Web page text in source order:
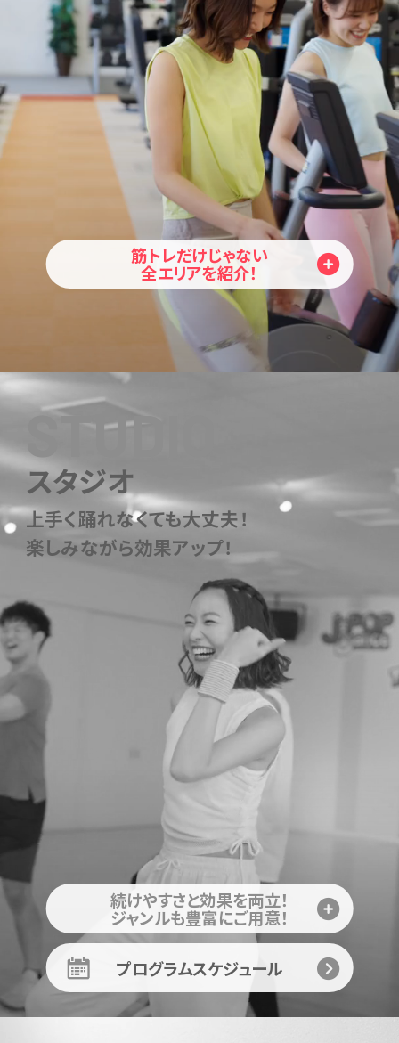
筋トレだけじゃない
全エリアを紹介！
STUDIO
スタジオ
上手く踊れなくても大丈夫！
楽しみながら効果アップ！
続けやすさと効果を両立！
ジャンルも豊富にご用意！
プログラムスケジュール